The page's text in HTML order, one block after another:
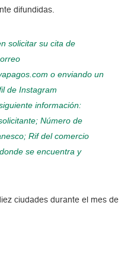
difundidas.
solicitar su cita de
o enviando un
de Instagram
información:
Número de
Rif del comercio
se encuentra y
ciudades durante el mes de